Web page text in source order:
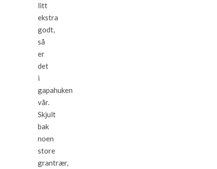
litt
ekstra
godt,
så
er
det
i
gapahuken
vår.
Skjult
bak
noen
store
grantrær,